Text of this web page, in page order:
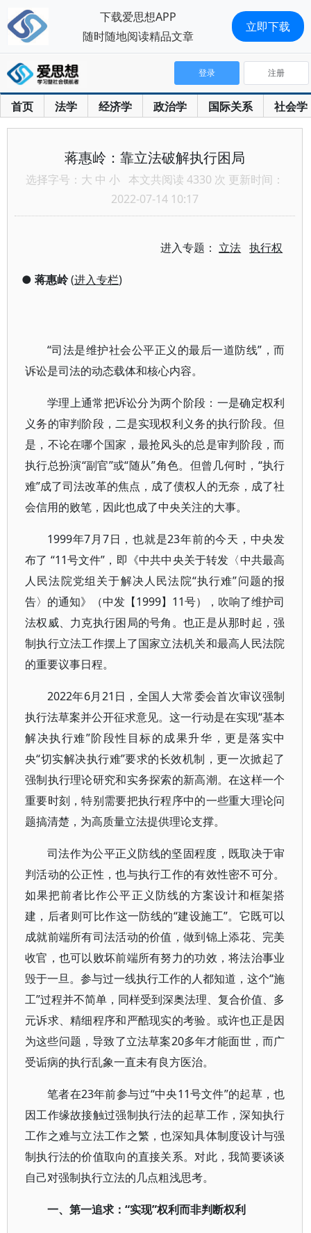
首页 法学 经济学 政治学 国际关系 社会学
登录 注册
蒋惠岭：靠立法破解执行困局
选择字号： 大 中 小 本文共阅读 4330 次 更新时间：
2022-07-14 10:17
进入专题： 立法 执行权
● 蒋惠岭(进入专栏)
“司法是维护社会公平正义的最后一道防线”，而
诉讼是司法的动态载体和核心内容。
学理上通常把诉讼分为两个阶段：一是确定权利
义务的审判阶段，二是实现权利义务的执行阶段。但
是，不论在哪个国家，最抢风头的总是审判阶段，而
执行总扮演“副官”或“随从”角色。但曾几何时，“执行
难”成了司法改革的焦点，成了债权人的无奈，成了社
会信用的败笔，因此也成了中央关注的大事。
1999年7月7日，也就是23年前的今天，中央发
布了 “11号文件”，即《中共中央关于转发〈中共最高
人民法院党组关于解决人民法院“执行难”问题的报
告〉的通知》（中发【1999】11号），吹响了维护司
法权威、力克执行困局的号角。也正是从那时起，强
制执行立法工作摆上了国家立法机关和最高人民法院
的重要议事日程。
2022年6月21日，全国人大常委会首次审议强制
执行法草案并公开征求意见。这一行动是在实现“基本
解决执行难”阶段性目标的成果升华，更是落实中
央“切实解决执行难”要求的长效机制，更一次掀起了
强制执行理论研究和实务探索的新高潮。在这样一个
重要时刻，特别需要把执行程序中的一些重大理论问
题搞清楚，为高质量立法提供理论支撑。
司法作为公平正义防线的坚固程度，既取决于审
判活动的公正性，也与执行工作的有效性密不可分。
如果把前者比作公平正义防线的方案设计和框架搭
建，后者则可比作这一防线的“建设施工”。它既可以
成就前端所有司法活动的价值，做到锦上添花、完美
收官，也可以败坏前端所有努力的功效，将法治事业
毁于一旦。参与过一线执行工作的人都知道，这个“施
工”过程并不简单，同样受到深奥法理、复合价值、多
元诉求、精细程序和严酷现实的考验。或许也正是因
为这些问题，导致了立法草案20多年才能面世，而广
受诟病的执行乱象一直未有良方医治。
笔者在23年前参与过“中央11号文件”的起草，也
因工作缘故接触过强制执行法的起草工作，深知执行
工作之难与立法工作之繁，也深知具体制度设计与强
制执行法的价值取向的直接关系。对此，我简要谈谈
自己对强制执行立法的几点粗浅思考。
一、第一追求：“实现”权利而非判断权利
下载爱思想APP
随时随地阅读精品文章
立即下载